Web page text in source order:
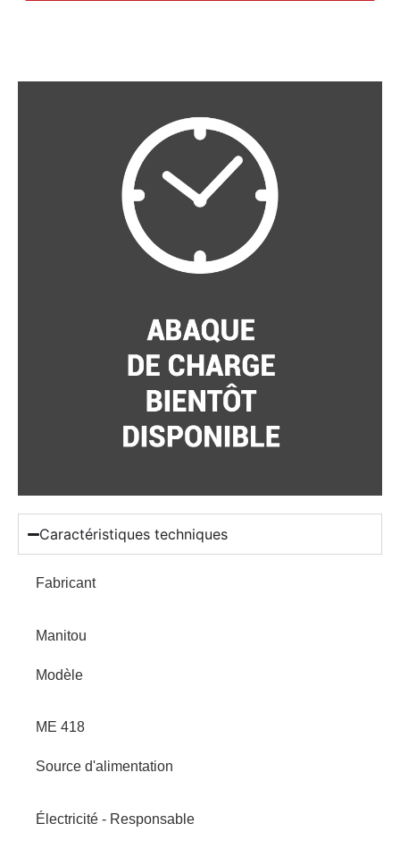
Caractéristiques techniques
Fabricant
Manitou
Modèle
ME 418
Source d'alimentation
Électricité - Responsable